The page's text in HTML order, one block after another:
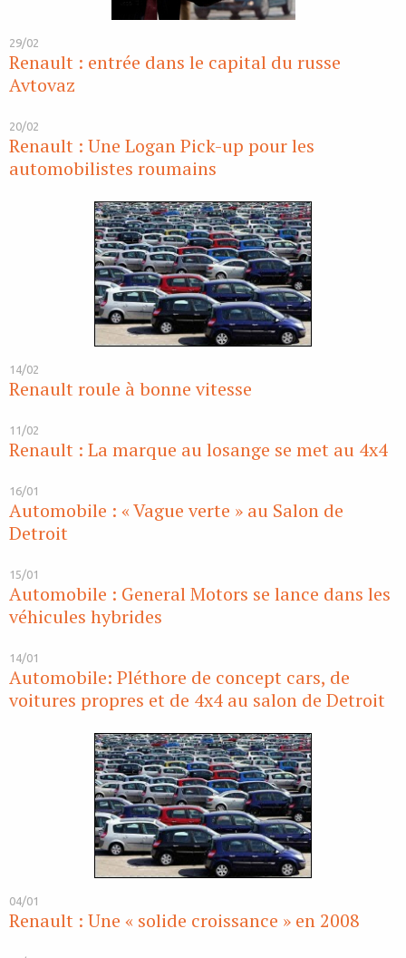
29/02
Renault : entrée dans le capital du russe
Avtovaz
20/02
Renault : Une Logan Pick-up pour les
automobilistes roumains
14/02
Renault roule à bonne vitesse
11/02
Renault : La marque au losange se met au 4x4
16/01
Automobile : « Vague verte » au Salon de
Detroit
15/01
Automobile : General Motors se lance dans les
véhicules hybrides
14/01
Automobile: Pléthore de concept cars, de
voitures propres et de 4x4 au salon de Detroit
04/01
Renault : Une « solide croissance » en 2008